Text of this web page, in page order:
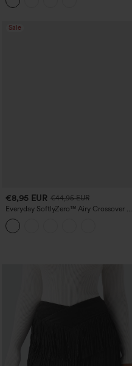
Sale
€8,95 EUR €44,95 EUR
Everyday SoftlyZero™ Airy Crossover 2-
in-1 Mini-Tennisrock mit Seitentasche,
InstantCool – Lucid